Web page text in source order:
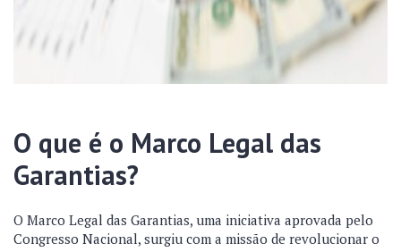
O que é o Marco Legal das
Garantias?
O Marco Legal das Garantias, uma iniciativa aprovada pelo
Congresso Nacional, surgiu com a missão de revolucionar o